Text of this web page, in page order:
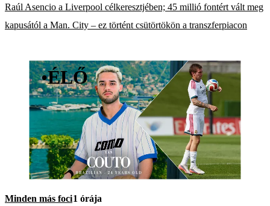
Raúl Asencio a Liverpool célkeresztjében; 45 millió fontért vált meg
kapusától a Man. City – ez történt csütörtökön a transzferpiacon
•ÉLŐ
Minden más foci1 órája